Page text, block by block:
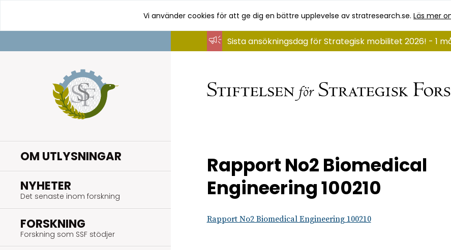
innehåll
Vi använder cookies för att ge dig en bättre upplevelse av stratresearch.se.Läs mer
OM UTLYSNINGAR
NYHETER
Det senaste inom forskning
FORSKNING
Forskning som SSF stödjer
Sista ansökningsdag för Strategisk mobilitet 2026! - 1
Rapport No2 Biomedical
Engineering 100210
Rapport No2 Biomedical Engineering 100210